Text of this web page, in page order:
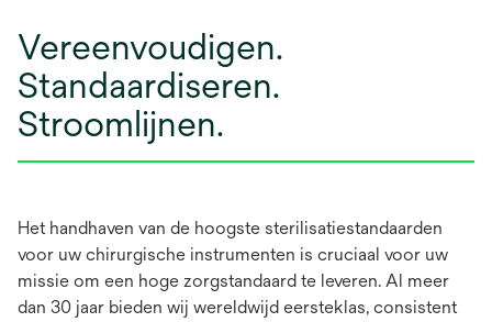
Vereenvoudigen.
Standaardiseren.
Stroomlijnen.
Het handhaven van de hoogste sterilisatiestandaarden
voor uw chirurgische instrumenten is cruciaal voor uw
missie om een hoge zorgstandaard te leveren. Al meer
dan 30 jaar bieden wij wereldwijd eersteklas, consistent